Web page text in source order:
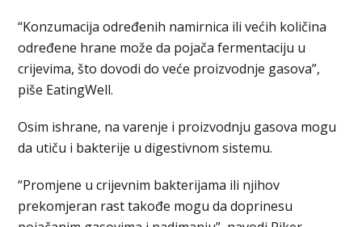
“Konzumacija određenih namirnica ili većih količina
određene hrane može da pojača fermentaciju u
crijevima, što dovodi do veće proizvodnje gasova”,
piše EatingWell.
Osim ishrane, na varenje i proizvodnju gasova mogu
da utiču i bakterije u digestivnom sistemu.
“Promjene u crijevnim bakterijama ili njihov
prekomjeran rast takođe mogu da doprinesu